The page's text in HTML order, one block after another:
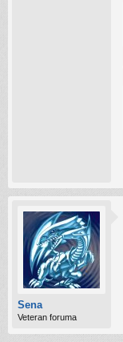
Sena
Veteran foruma